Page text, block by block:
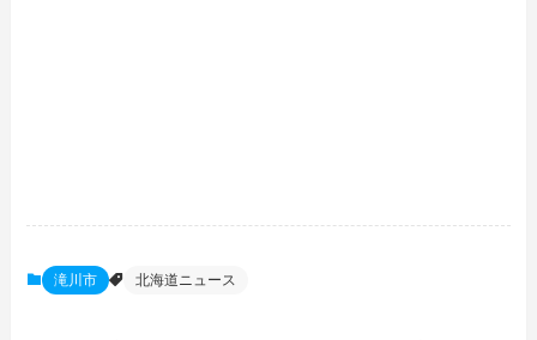
滝川市 北海道ニュース